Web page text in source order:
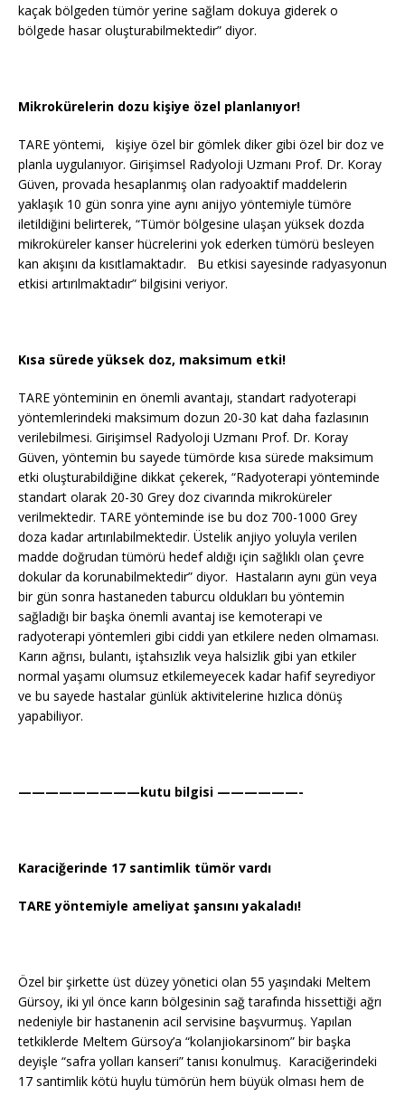
kaçak bölgeden tümör yerine sağlam dokuya giderek o
bölgede hasar oluşturabilmektedir” diyor.
Mikrokürelerin dozu kişiye özel planlanıyor!
TARE yöntemi, kişiye özel bir gömlek diker gibi özel bir doz ve
planla uygulanıyor. Girişimsel Radyoloji Uzmanı Prof. Dr. Koray
Güven, provada hesaplanmış olan radyoaktif maddelerin
yaklaşık 10 gün sonra yine aynı anijyo yöntemiyle tümöre
iletildiğini belirterek, “Tümör bölgesine ulaşan yüksek dozda
mikroküreler kanser hücrelerini yok ederken tümörü besleyen
kan akışını da kısıtlamaktadır. Bu etkisi sayesinde radyasyonun
etkisi artırılmaktadır” bilgisini veriyor.
Kısa sürede yüksek doz, maksimum etki!
TARE yönteminin en önemli avantajı, standart radyoterapi
yöntemlerindeki maksimum dozun 20-30 kat daha fazlasının
verilebilmesi. Girişimsel Radyoloji Uzmanı Prof. Dr. Koray
Güven, yöntemin bu sayede tümörde kısa sürede maksimum
etki oluşturabildiğine dikkat çekerek, “Radyoterapi yönteminde
standart olarak 20-30 Grey doz civarında mikroküreler
verilmektedir. TARE yönteminde ise bu doz 700-1000 Grey
doza kadar artırılabilmektedir. Üstelik anjiyo yoluyla verilen
madde doğrudan tümörü hedef aldığı için sağlıklı olan çevre
dokular da korunabilmektedir” diyor. Hastaların aynı gün veya
bir gün sonra hastaneden taburcu oldukları bu yöntemin
sağladığı bir başka önemli avantaj ise kemoterapi ve
radyoterapi yöntemleri gibi ciddi yan etkilere neden olmaması.
Karın ağrısı, bulantı, iştahsızlık veya halsizlik gibi yan etkiler
normal yaşamı olumsuz etkilemeyecek kadar hafif seyrediyor
ve bu sayede hastalar günlük aktivitelerine hızlıca dönüş
yapabiliyor.
—————————kutu bilgisi ——————-
Karaciğerinde 17 santimlik tümör vardı
TARE yöntemiyle ameliyat şansını yakaladı!
Özel bir şirkette üst düzey yönetici olan 55 yaşındaki Meltem
Gürsoy, iki yıl önce karın bölgesinin sağ tarafında hissettiği ağrı
nedeniyle bir hastanenin acil servisine başvurmuş. Yapılan
tetkiklerde Meltem Gürsoy’a “kolanjiokarsinom” bir başka
deyişle “safra yolları kanseri” tanısı konulmuş. Karaciğerindeki
17 santimlik kötü huylu tümörün hem büyük olması hem de